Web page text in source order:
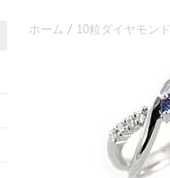
ホーム 10粒ダイヤモン